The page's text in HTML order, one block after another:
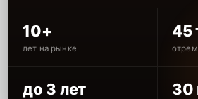
10+
лет на рынке
45
до 3 лет 30